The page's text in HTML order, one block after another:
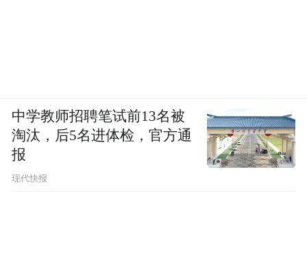
中学教师招聘笔试前13名被
淘汰，后5名进体检，官方通
报
现代快报